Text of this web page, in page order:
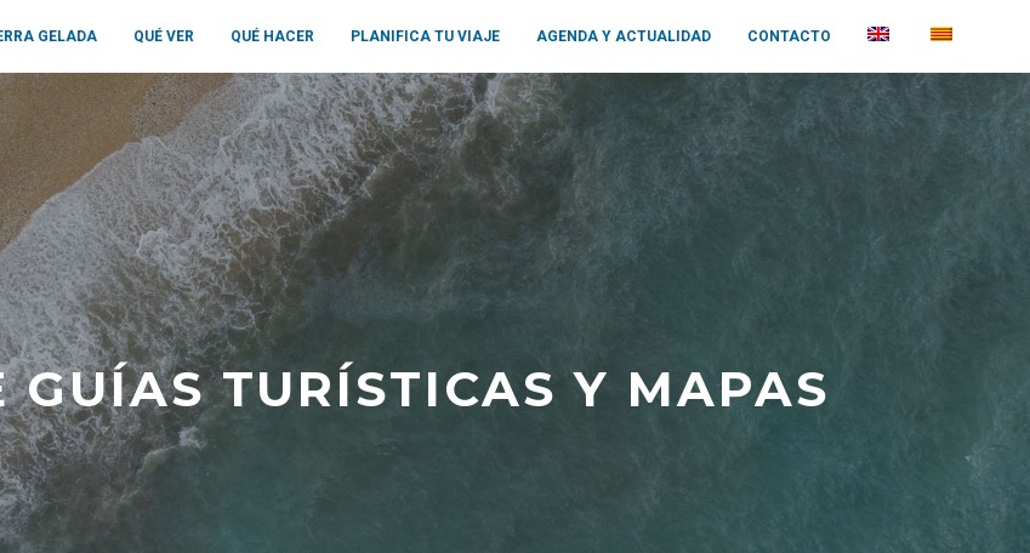
GELADA QUÉ VER QUÉ HACER PLANIFICA TU VIAJE AGENDA Y ACTUALIDAD CONTACTO
GUÍAS TURÍSTICAS Y MAPAS